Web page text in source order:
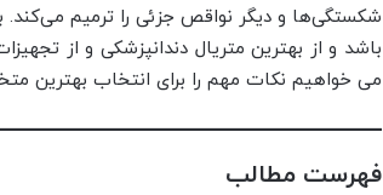
شکستگی‌ها و دیگر نواقص جزئی را ترمیم می‌کند.
باشد و از بهترین متریال دندانپزشکی و از
می خواهیم نکات مهم را برای انتخاب بهترین
فهرست مطالب